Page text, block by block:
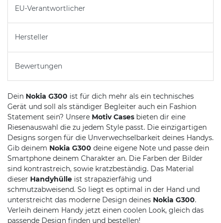
EU-Verantwortlicher
Hersteller
Bewertungen
Dein Nokia G300 ist für dich mehr als ein technisches
Gerät und soll als ständiger Begleiter auch ein Fashion
Statement sein? Unsere Motiv Cases bieten dir eine
Riesenauswahl die zu jedem Style passt. Die einzigartigen
Designs sorgen für die Unverwechselbarkeit deines Handys.
Gib deinem Nokia G300 deine eigene Note und passe dein
Smartphone deinem Charakter an. Die Farben der Bilder
sind kontrastreich, sowie kratzbeständig. Das Material
dieser Handyhülle ist strapazierfähig und
schmutzabweisend. So liegt es optimal in der Hand und
unterstreicht das moderne Design deines Nokia G300.
Verleih deinem Handy jetzt einen coolen Look, gleich das
passende Design finden und bestellen!